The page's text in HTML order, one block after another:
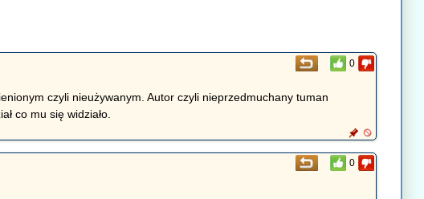
0
czyli nieużywanym. Autor czyli nieprzedmuchany tuman
co mu się widziało.
0